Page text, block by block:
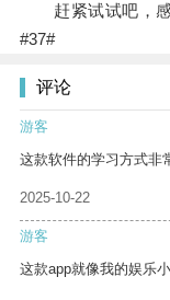
赶紧试试吧，感
#37#
评论
游客
这款软件的学习方式非
2025-10-22
游客
这款app就像我的娱乐